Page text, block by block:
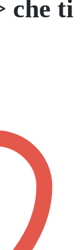
che ti